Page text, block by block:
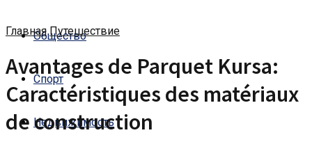
Общество
Спорт
Недвижимость
Главная Путешествие
Avantages de Parquet Kursa:
Caractéristiques des matériaux
de construction